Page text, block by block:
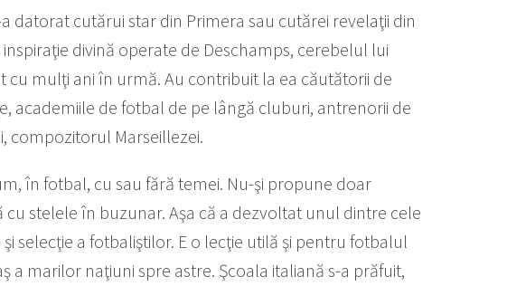
datorat cutărui star din Primera sau cutărei revelaţii din
divină operate de Deschamps, cerebelul lui
cu mulţi ani în urmă. Au contribuit la ea căutătorii de
academiile de fotbal de pe lângă cluburi, antrenorii de
compozitorul Marseillezei.
în fotbal, cu sau fără temei. Nu-şi propune doar
cu stelele în buzunar. Aşa că a dezvoltat unul dintre cele
selecţie a fotbaliştilor. E o lecţie utilă şi pentru fotbalul
a marilor naţiuni spre astre. Şcoala italiană s-a prăfuit,